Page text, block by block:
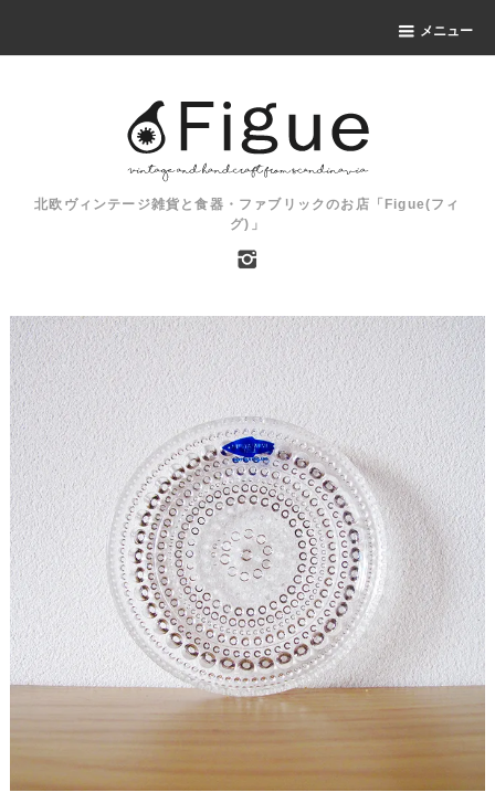
メニュー
北欧ヴィンテージ雑貨と食器・ファブリックのお店「Figue(フィ
グ)」